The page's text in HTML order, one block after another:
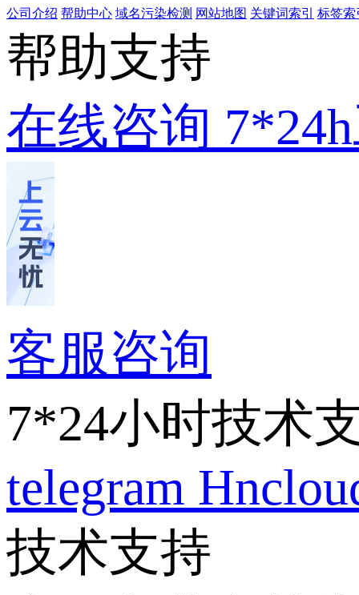
公司介绍 帮助中心 域名污染检测 网站地图 关键词索引 标签索
帮助支持
在线咨询
客服咨询
7*24小时技术
telegram
技术支持